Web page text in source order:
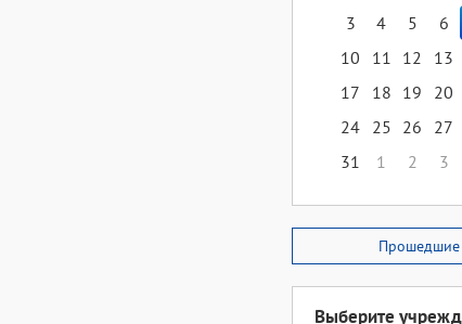
3
4 5 6
10
11 12 13
17
18 19 20
24 25 26 27
31
1 2 3
Прошедшие
Выберите